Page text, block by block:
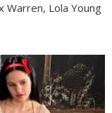
Warren, Lola Young